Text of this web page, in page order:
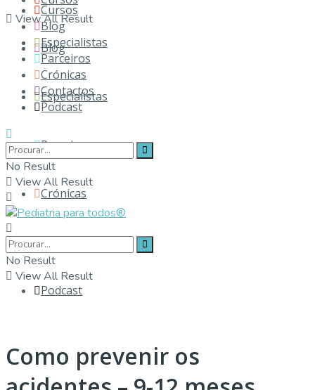
View All Result
Blog
Especialistas
Parceiros
Crónicas
Contactos
Podcast
Cursos
Blog
Especialistas
Parceiros
Crónicas
Contactos
Podcast
No Result
View All Result
No Result
View All Result
Como prevenir os